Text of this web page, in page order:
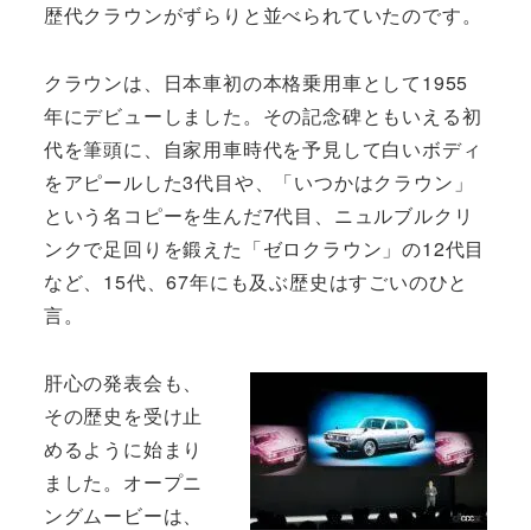
歴代クラウンがずらりと並べられていたのです。
クラウンは、日本車初の本格乗用車として1955
年にデビューしました。その記念碑ともいえる初
代を筆頭に、自家用車時代を予見して白いボディ
をアピールした3代目や、「いつかはクラウン」
という名コピーを生んだ7代目、ニュルブルクリ
ンクで足回りを鍛えた「ゼロクラウン」の12代目
など、15代、67年にも及ぶ歴史はすごいのひと
言。
肝心の発表会も、
その歴史を受け止
めるように始まり
ました。オープニ
ングムービーは、